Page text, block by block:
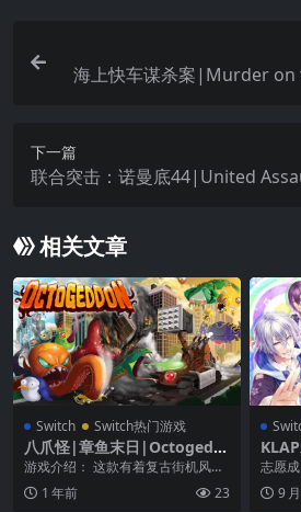
海上快车谋杀案|Murder
下一篇
联合突击：诺曼底44|United
相关文章
Switch Switch热门游戏
八爪怪|章鱼末日|Octogedd
on
游戏介绍： 这款有着复古街机风格
的动作策略游戏讲的是一只巨大章
鱼想要毁灭整个世界...
1 年前 23
志愿
为了
熟的年
9